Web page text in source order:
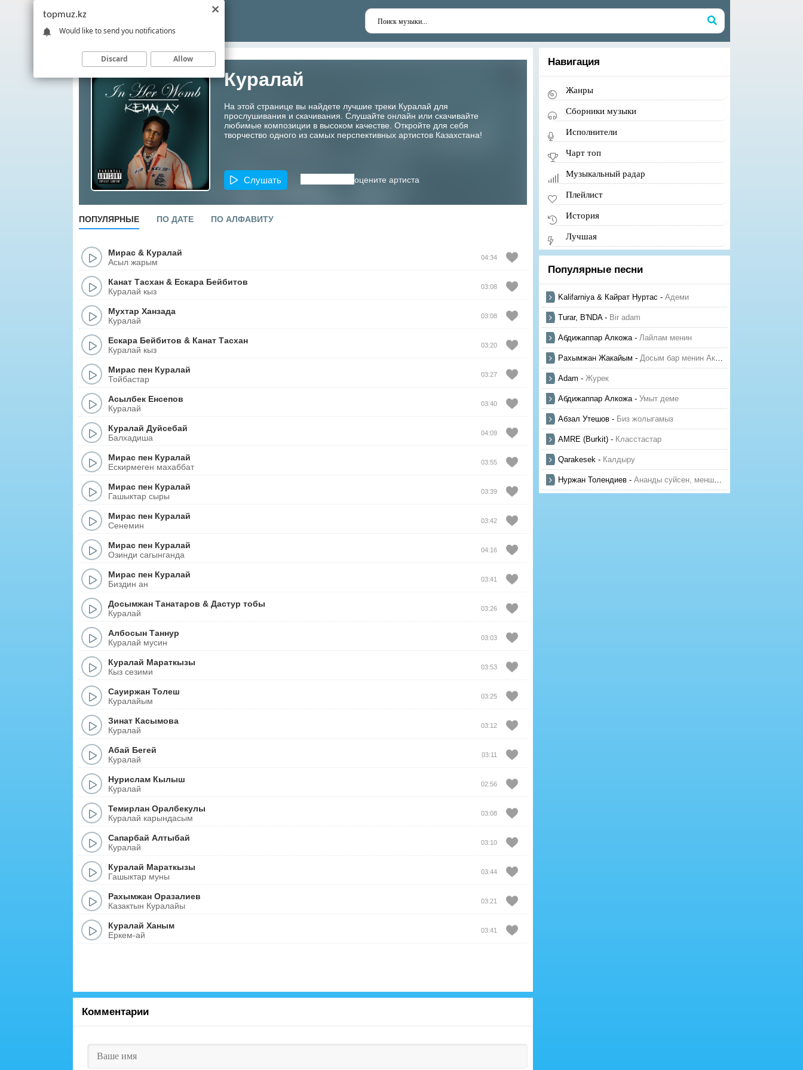
Куралай
На этой странице вы найдете лучшие треки Куралай для
прослушивания и скачивания. Слушайте онлайн или скачивайте
любимые композиции в высоком качестве. Откройте для себя
творчество одного из самых перспективных артистов Казахстана!
Слушать оцените артиста
ПОПУЛЯРНЫЕ ПО ДАТЕ ПО АЛФАВИТУ
Мирас & Куралай
Асыл жарым
04:34
Канат Тасхан & Ескара Бейбитов
Куралай кыз
03:08
Мухтар Ханзада
Куралай
03:08
Ескара Бейбитов & Канат Тасхан
Куралай кыз
03:20
Мирас пен Куралай
Тойбастар
03:27
Асылбек Енсепов
Куралай
03:40
Куралай Дуйсебай
Балхадиша
04:09
Мирас пен Куралай
Ескирмеген махаббат
03:55
Мирас пен Куралай
Гашыктар сыры
03:39
Мирас пен Куралай
Сенемин
03:42
Мирас пен Куралай
Озинди сагынганда
04:16
Мирас пен Куралай
Биздин ан
03:41
Досымжан Танатаров & Дастур тобы
Куралай
03:26
Албосын Таннур
Куралай мусин
03:03
Куралай Мараткызы
Кыз сезими
03:53
Сауиржан Толеш
Куралайым
03:25
Зинат Касымова
Куралай
03:12
Абай Бегей
Куралай
03:11
Нурислам Кылыш
Куралай
02:56
Темирлан Оралбекулы
Куралай карындасым
03:08
Сапарбай Алтыбай
Куралай
03:10
Куралай Мараткызы
Гашыктар муны
03:44
Рахымжан Оразалиев
Казактын Куралайы
03:21
Куралай Ханым
Еркем-ай
03:41
Комментарии
Навигация
Жанры
Сборники музыки
Исполнители
Чарт топ
Музыкальный радар
Плейлист
История
Лучшая
Популярные песни
Kalifarniya & Кайрат Нуртас - Адеми
Turar, B'NDA- Bir adam
Абдижаппар Алкожа- Лайлам менин
Рахымжан Жакайым - Досым бар менин Актауда
Adam - Журек
Абдижаппар Алкожа- Умыт деме
Абзал Утешов - Биз жолыгамыз
AMRE (Burkit) - Класстастар
Qarakesek - Калдыру
Нуржан Толендиев - Ананды суйсен, менше суй
topmuz.kz
Would like to send you notifications
Discard Allow